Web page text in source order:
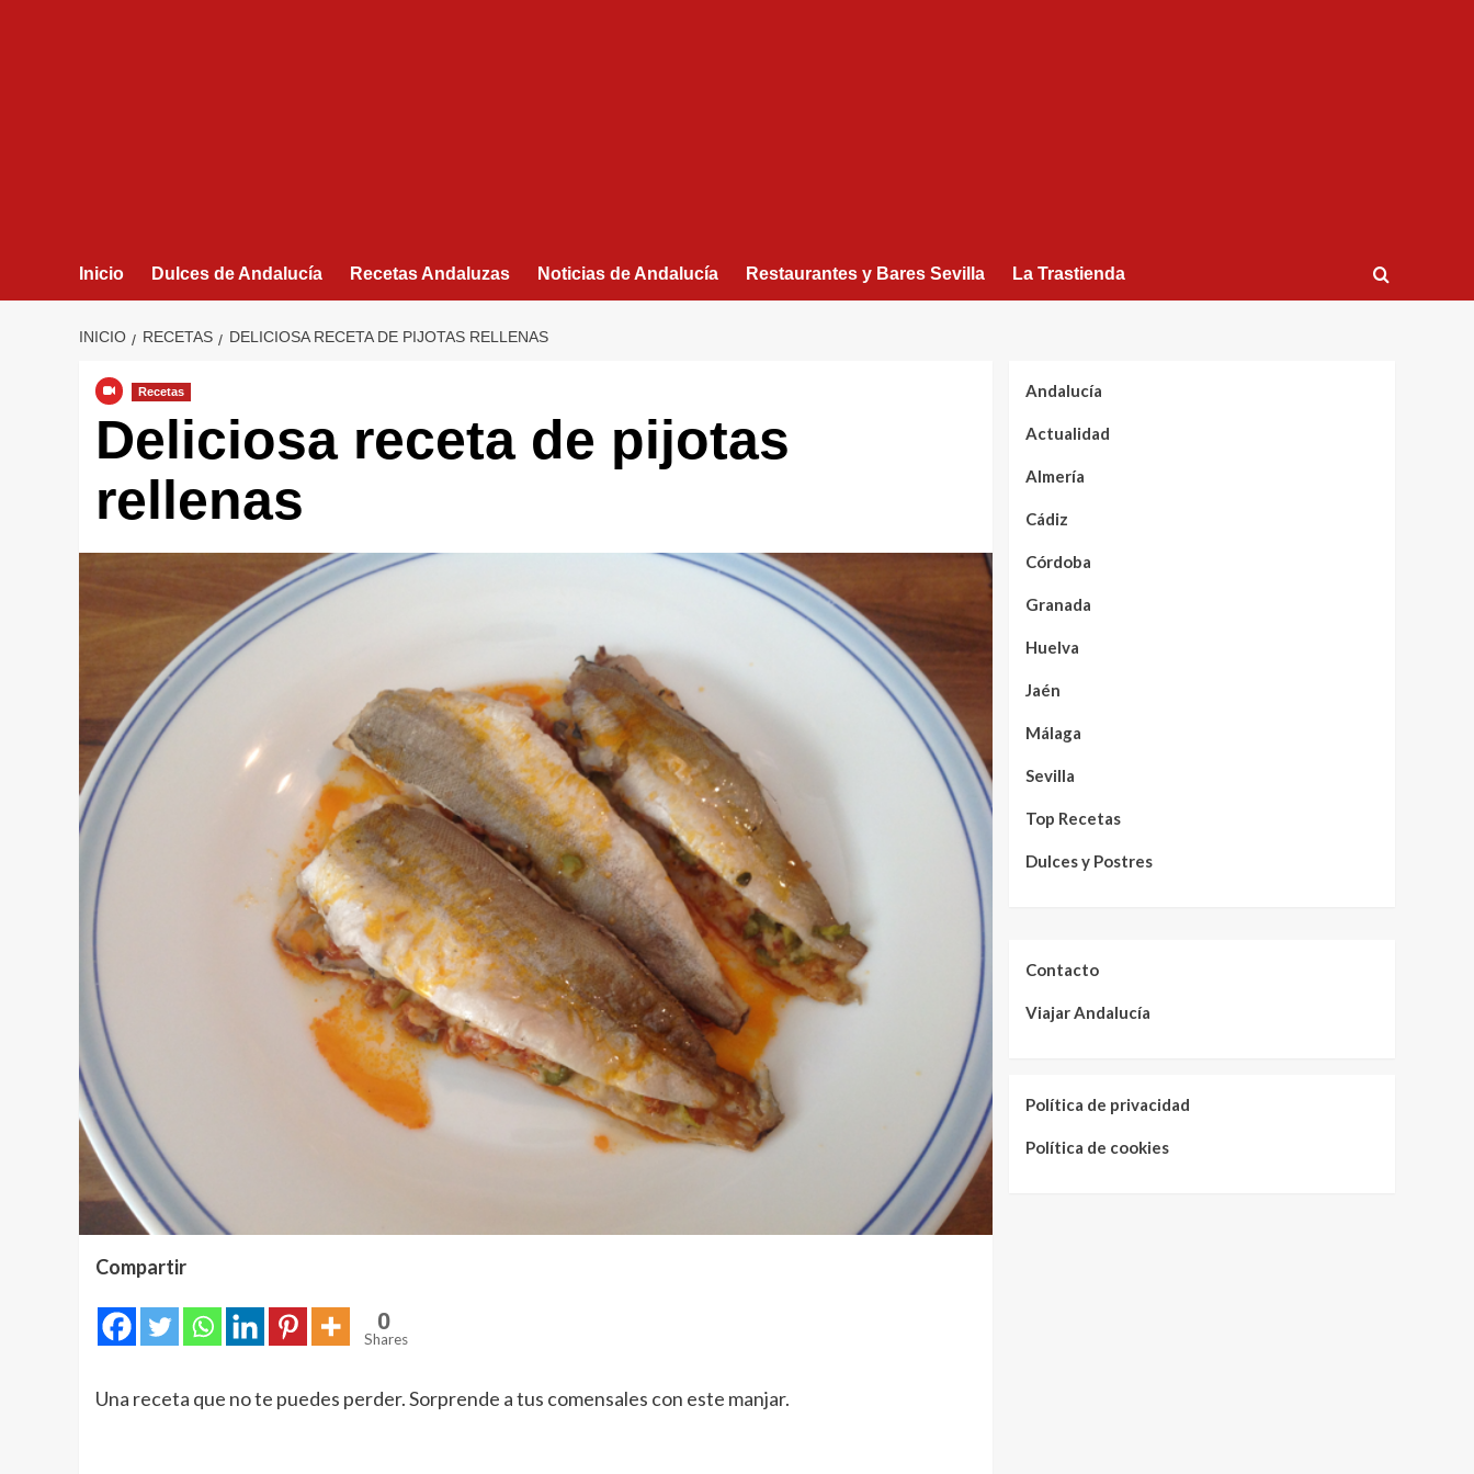
Inicio Dulces de Andalucía Recetas Andaluzas Noticias de Andalucía Restaurantes y Bares Sevilla La Trastienda
INICIO RECETAS DELICIOSA RECETA DE PIJOTAS RELLENAS
Recetas
Deliciosa receta de pijotas
rellenas
Compartir
0
Shares
Una receta que no te puedes perder. Sorprende a tus comensales con este manjar.
Andalucía
Actualidad
Almería
Cádiz
Córdoba
Granada
Huelva
Jaén
Málaga
Sevilla
Top Recetas
Dulces y Postres
Contacto
Viajar Andalucía
Política de privacidad
Política de cookies